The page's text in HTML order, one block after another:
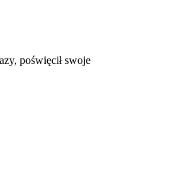
poświęcił swoje